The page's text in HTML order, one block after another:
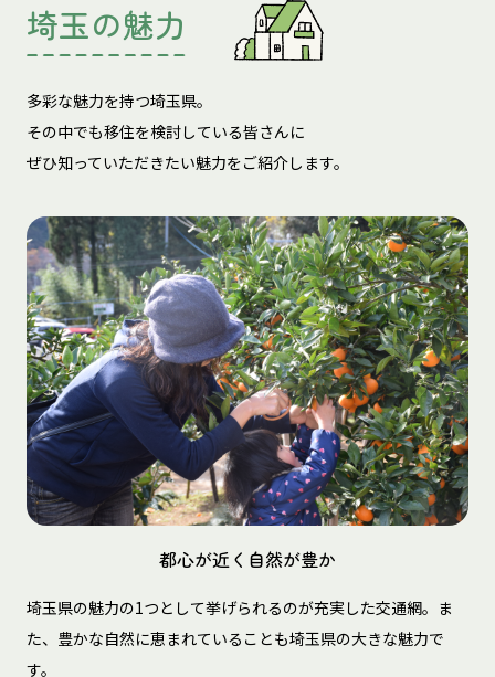
埼玉の魅力
多彩な魅力を持つ埼玉県。
その中でも移住を検討している皆さんに
ぜひ知っていただきたい魅力をご紹介します。
都心が近く自然が豊か
埼玉県の魅力の1つとして挙げられるのが充実した交通網。ま
た、豊かな自然に恵まれていることも埼玉県の大きな魅力で
す。